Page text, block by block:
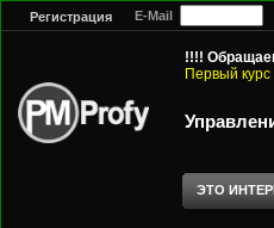
Регистрация E-Mail
!!!!
Первый
ЭТО